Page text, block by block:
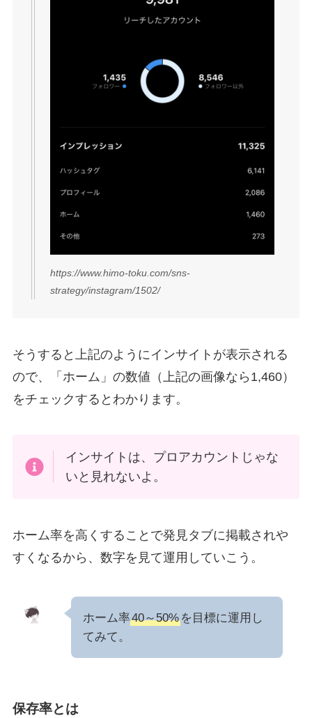
https://www.himo-toku.com/sns-
strategy/instagram/1502/
そうすると上記のようにインサイトが表示される
ので、「ホーム」の数値（上記の画像なら1,460）
をチェックするとわかります。
インサイトは、プロアカウントじゃな
いと見れないよ。
ホーム率を高くすることで発見タブに掲載されや
すくなるから、数字を見て運用していこう。
ホーム率40～50%を目標に運用し
てみて。
保存率とは